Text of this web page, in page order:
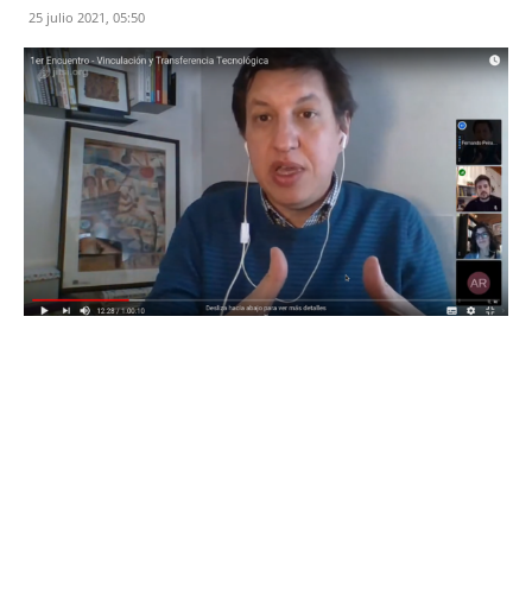
25 julio 2021, 05:50